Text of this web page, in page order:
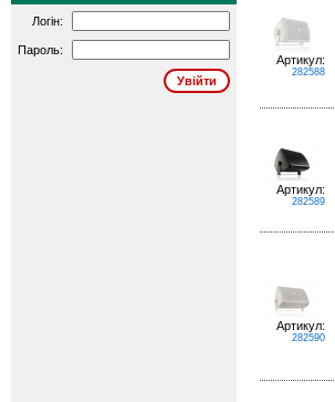
Логін:
Пароль:
Артикул:
282588
Артикул:
282589
Артикул:
282590